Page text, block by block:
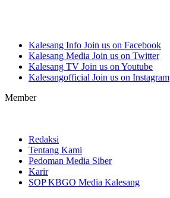
Kalesang Info Join us on Facebook
Kalesang Media Join us on Twitter
Kalesang TV Join us on Youtube
Kalesangofficial Join us on Instagram
Member
Redaksi
Tentang Kami
Pedoman Media Siber
Karir
SOP KBGO Media Kalesang